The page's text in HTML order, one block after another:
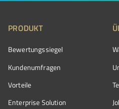
PRODUKT
Bewertungssiegel
Kundenumfragen
Vorteile
Enterprise Solution